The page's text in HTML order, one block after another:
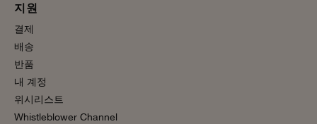
지원
결제
배송
반품
내 계정
위시리스트
Whistleblower Channel